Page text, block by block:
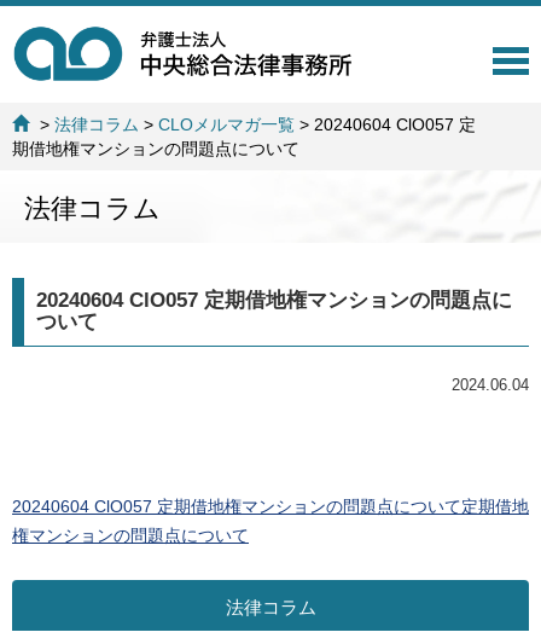
T
g
t
o
>法律コラム >CLOメルマガ一覧 > 20240604 ClO057 定
期借地権マンションの問題点について
法律コラム
20240604 ClO057 定期借地権マンションの問題点に
ついて
2024.06.04
20240604 ClO057 定期借地権マンションの問題点について定期借地
権マンションの問題点について
法律コラム